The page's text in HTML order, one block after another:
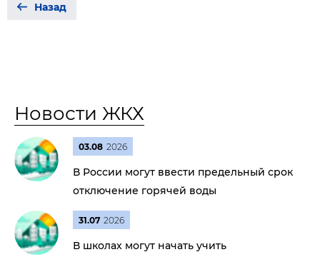
Назад
Новости ЖКХ
03.08 2026
В России могут ввести предельный срок
отключение горячей воды
31.07 2026
В школах могут начать учить